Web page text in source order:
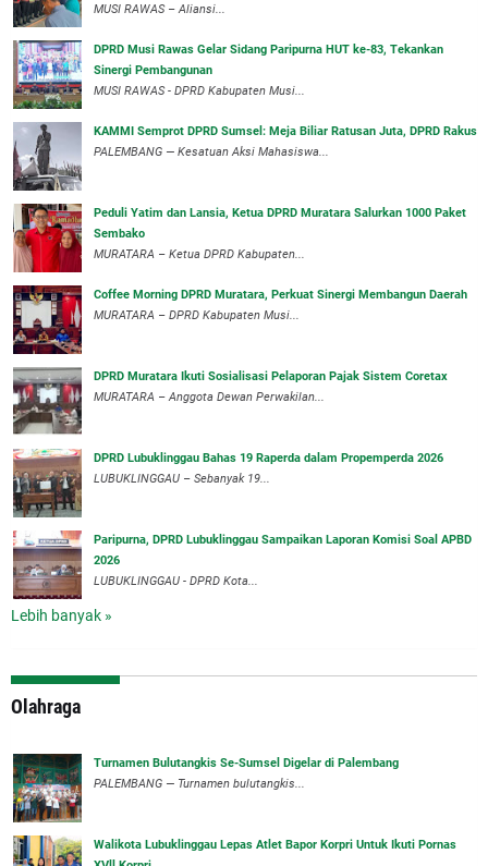
MUSI RAWAS – Aliansi...
DPRD Musi Rawas Gelar Sidang Paripurna HUT ke-83, Tekankan
Sinergi Pembangunan
MUSI RAWAS - DPRD Kabupaten Musi...
KAMMI Semprot DPRD Sumsel: Meja Biliar Ratusan Juta, DPRD Rakus
PALEMBANG — Kesatuan Aksi Mahasiswa...
Peduli Yatim dan Lansia, Ketua DPRD Muratara Salurkan 1000 Paket
Sembako
MURATARA – Ketua DPRD Kabupaten...
Coffee Morning DPRD Muratara, Perkuat Sinergi Membangun Daerah
MURATARA – DPRD Kabupaten Musi...
DPRD Muratara Ikuti Sosialisasi Pelaporan Pajak Sistem Coretax
MURATARA – Anggota Dewan Perwakilan...
DPRD Lubuklinggau Bahas 19 Raperda dalam Propemperda 2026
LUBUKLINGGAU – Sebanyak 19...
Paripurna, DPRD Lubuklinggau Sampaikan Laporan Komisi Soal APBD
2026
LUBUKLINGGAU - DPRD Kota...
Lebih banyak »
Olahraga
Turnamen Bulutangkis Se-Sumsel Digelar di Palembang
PALEMBANG — Turnamen bulutangkis...
Walikota Lubuklinggau Lepas Atlet Bapor Korpri Untuk Ikuti Pornas